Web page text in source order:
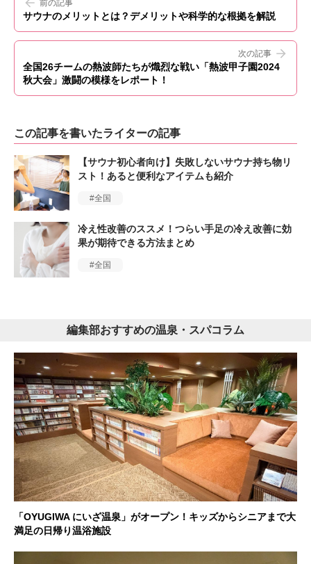
前の記事
サウナのメリットとは？デメリットや科学的な根拠を解説
次の記事
全国26チームの熱波師たちが熾烈な戦い「熱波甲子園2024
秋大会」激闘の模様をレポート！
この記事を書いたライターの記事
【サウナ初心者向け】失敗しないサウナ持ち物リ
スト！あると便利なアイテムも紹介
全国
冷え性改善のススメ！つらい手足の冷え改善に効
果が期待できる方法まとめ
全国
編集部おすすめの温泉・スパコラム
「OYUGIWA にいざ温泉」がオープン！キッズからシニアまで大
満足の日帰り温浴施設